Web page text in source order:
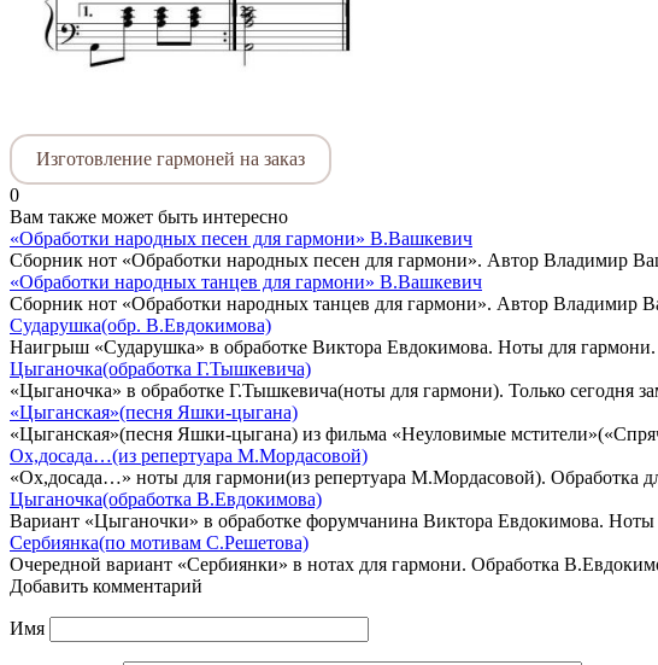
Изготовление гармоней на заказ
0
Вам также может быть интересно
«Обработки народных песен для гармони» В.Вашкевич
Сборник нот «Обработки народных песен для гармони». Автор Владимир
«Обработки народных танцев для гармони» В.Вашкевич
Сборник нот «Обработки народных танцев для гармони». Автор Владимир
Сударушка(обр. В.Евдокимова)
Наигрыш «Сударушка» в обработке Виктора Евдокимова. Ноты для гармони.
Цыганочка(обработка Г.Тышкевича)
«Цыганочка» в обработке Г.Тышкевича(ноты для гармони). Только сегодня
«Цыганская»(песня Яшки-цыгана)
«Цыганская»(песня Яшки-цыгана) из фильма «Неуловимые
Ох,досада…(из репертуара М.Мордасовой)
«Ох,досада…» ноты для гармони(из репертуара М.Мордасовой). Обработка
Цыганочка(обработка В.Евдокимова)
Вариант «Цыганочки» в обработке форумчанина Виктора Евдокимова. Ноты
Сербиянка(по мотивам С.Решетова)
Очередной вариант «Сербиянки» в нотах для гармони. Обработка
Добавить комментарий
Имя